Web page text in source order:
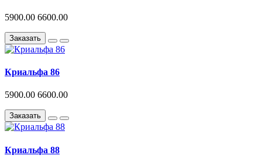
5900.00 6600.00
Заказать
Криальфа 86
5900.00 6600.00
Заказать
Криальфа 88